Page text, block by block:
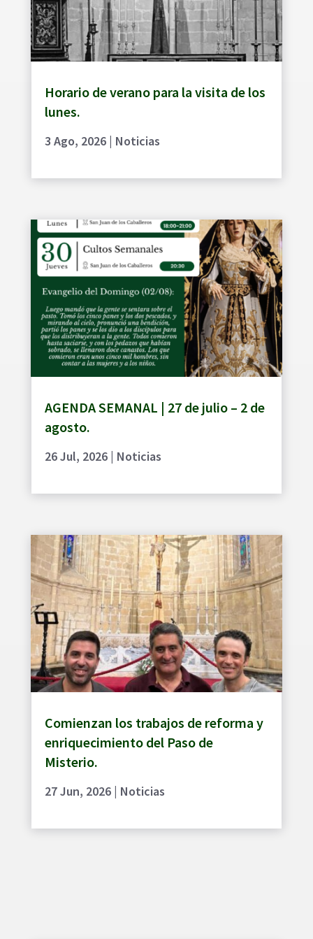
Horario de verano para la visita de los
lunes.
3 Ago, 2026| Noticias
AGENDA SEMANAL | 27 de julio – 2 de
agosto.
26 Jul, 2026| Noticias
Comienzan los trabajos de reforma y
enriquecimiento del Paso de
Misterio.
27 Jun, 2026| Noticias